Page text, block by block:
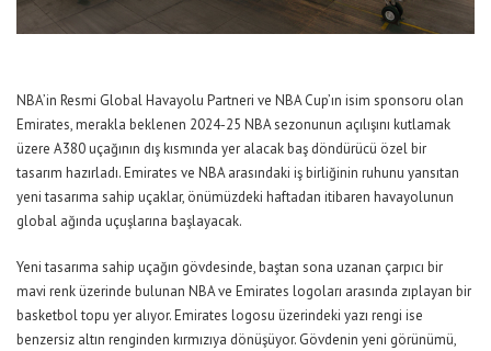
NBA’in Resmi Global Havayolu Partneri ve NBA Cup’ın isim sponsoru olan
Emirates, merakla beklenen 2024-25 NBA sezonunun açılışını kutlamak
üzere A380 uçağının dış kısmında yer alacak baş döndürücü özel bir
tasarım hazırladı. Emirates ve NBA arasındaki iş birliğinin ruhunu yansıtan
yeni tasarıma sahip uçaklar, önümüzdeki haftadan itibaren havayolunun
global ağında uçuşlarına başlayacak.
Yeni tasarıma sahip uçağın gövdesinde, baştan sona uzanan çarpıcı bir
mavi renk üzerinde bulunan NBA ve Emirates logoları arasında zıplayan bir
basketbol topu yer alıyor. Emirates logosu üzerindeki yazı rengi ise
benzersiz altın renginden kırmızıya dönüşüyor. Gövdenin yeni görünümü,